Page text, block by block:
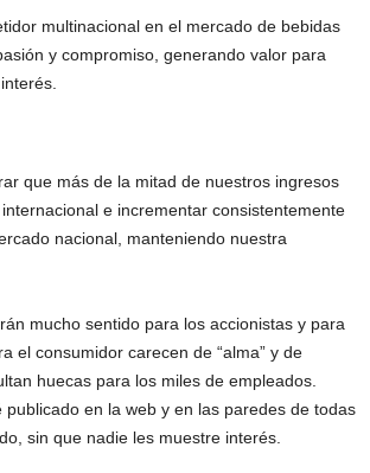
multinacional en el mercado de bebidas
y compromiso, generando valor para
que más de la mitad de nuestros ingresos
e incrementar consistentemente
nacional, manteniendo nuestra
mucho sentido para los accionistas y para
el consumidor carecen de “alma” y de
huecas para los miles de empleados.
publicado en la web y en las paredes de todas
sin que nadie les muestre interés.